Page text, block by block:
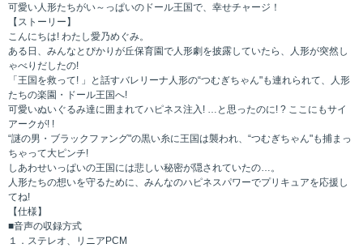
可愛い人形たちがい～っぱいのドール王国で、幸せチャージ！
【ストーリー】
こんにちは! わたし愛乃めぐみ。
ある日、みんなとぴかりが丘保育園で人形劇を披露していたら、人形が突然し
ゃべりだしたの!
「王国を救って! 」と話すバレリーナ人形の“つむぎちゃん"も連れられて、人形
たちの楽園・ドール王国へ!
可愛いぬいぐるみ達に囲まれてハピネス注入! …と思ったのに! ? ここにもサイ
アークが! !
“謎の男・ブラックファング"の黒い糸に王国は襲われ、“つむぎちゃん"も捕まっ
ちゃって大ピンチ!
しあわせいっぱいの王国には悲しい秘密が隠されていたの…。
人形たちの想いを守るために、みんなのハピネスパワーでプリキュアを応援し
てね!
【仕様】
■音声の収録方式
１．ステレオ、リニアPCM